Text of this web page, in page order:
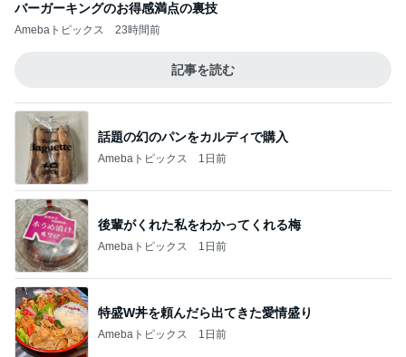
バーガーキングのお得感満点の裏技
Amebaトピックス 23時間前
記事を読む
話題の幻のパンをカルディで購入
Amebaトピックス 1日前
後輩がくれた私をわかってくれる梅
Amebaトピックス 1日前
特盛W丼を頼んだら出てきた愛情盛り
Amebaトピックス 1日前